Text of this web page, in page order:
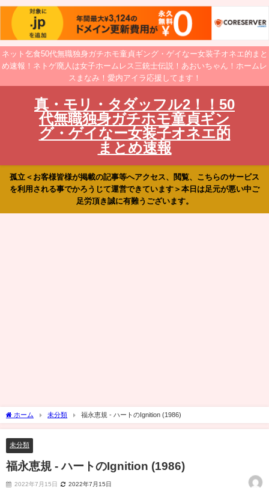
ネット乞食50代無職独身ガチホモ童貞ギング・ゲイなー女装子オネエ的まと
め速報！ネトゲ廃人は女子ホームレス三銃士伝説！あおいちゃん！ホームレ
スまなみ！愛内アイラ応援してます！
真・モリ・タダッフル2！！50
代無職独身ガチホモ童貞ギン
グ・ゲイなー女装子オネエ的
まとめ速報
孤立＜お客様皆様が掲載の記事等へアクセス、閲覧、こちらのサービス
を利用される事でかろうじて運営できています＞本日は足元が悪い中ご
足労頂き誠に有難うございます。
ホーム 未分類 福永恵規 - ハートのIgnition (1986)
未分類
福永恵規 - ハートのIgnition (1986)
2022年7月15日 2022年7月15日